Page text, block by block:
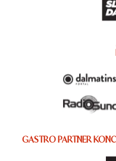
GASTRO PARTNER